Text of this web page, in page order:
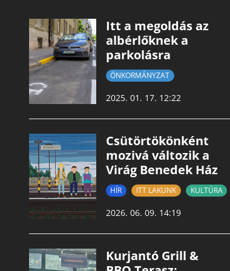
Itt a megoldás az
albérlőknek a
parkolásra
ÖNKORMÁNYZAT
2025. 01. 17. 12:22
Csütörtökönként
mozivá változik a
Virág Benedek Ház
HÍR ITT LAKUNK KULTÚRA
2026. 06. 09. 14:19
Kurjantó Grill &